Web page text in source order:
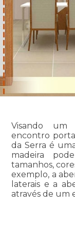
Visando um
encontro
da Serra é
madeira
tamanhos,
exemplo, a
laterais e a
através de um